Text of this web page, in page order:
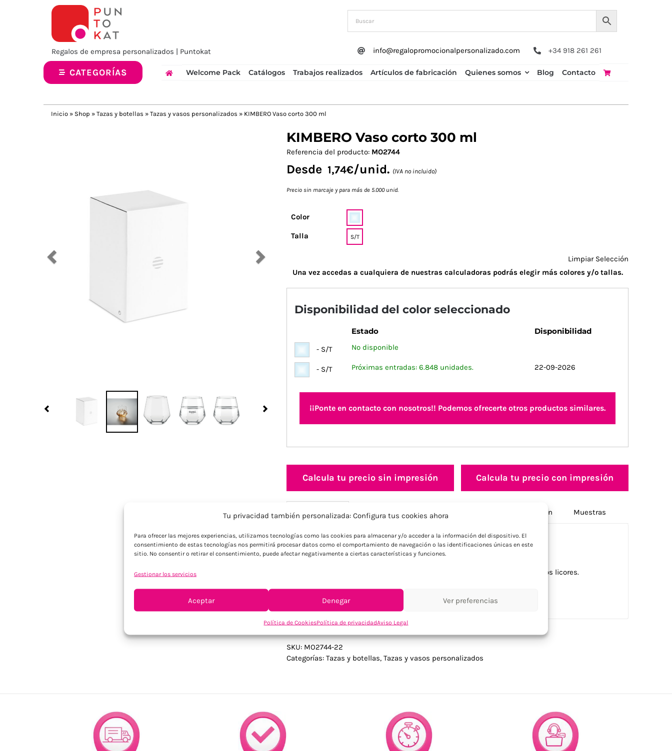
Tu privacidad también personalizada: Configura tus cookies ahora
Para ofrecer las mejores experiencias, utilizamos tecnologías como las cookies para almacenar y/o acceder a la información del dispositivo. El
consentimiento de estas tecnologías nos permitirá procesar datos como el comportamiento de navegación o las identificaciones únicas en este
sitio. No consentir o retirar el consentimiento, puede afectar negativamente a ciertas características y funciones.
Gestionar los servicios
Aceptar Denegar Ver preferencias
Política de CookiesPolítica de privacidadAviso Legal
Regalos de empresa personalizados | Puntokat info@regalopromocionalpersonalizado.com +34 918 261 261
CATEGORÍAS Welcome Pack Catálogos Trabajos realizados Artículos de fabricación Quienes somos Blog Contacto
Inicio » Shop » Tazas y botellas » Tazas y vasos personalizados » KIMBERO Vaso corto 300 ml
KIMBERO Vaso corto 300 ml
Referencia del producto: MO2744
Desde 1,74€/unid. (IVA no incluido)
Precio sin marcaje y para más de 5.000 unid.
Color
Talla S/T
Limpiar Selección
Una vez accedas a cualquiera de nuestras calculadoras podrás elegir más colores y/o tallas.
Disponibilidad del color seleccionado
Estado Disponibilidad
- S/T No disponible
- S/T Próximas entradas: 6.848 unidades. 22-09-2026
¡¡Ponte en contacto con nosotros!! Podemos ofrecerte otros productos similares.
Calcula tu precio sin impresión Calcula tu precio con impresión
Descripción Información adicional Opciones de personalización Muestras
Descripción
Vaso corto inclinado en forma de rombo geométrico. Para whisky u otros licores.
SKU: MO2744-22
Categorías: Tazas y botellas, Tazas y vasos personalizados